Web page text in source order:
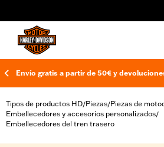
Envío gratis a partir de 50€ y
Tipos de productos HD/Piezas/Piezas de
Embellecedores y accesorios personalizados/
Embellecedores del tren trasero